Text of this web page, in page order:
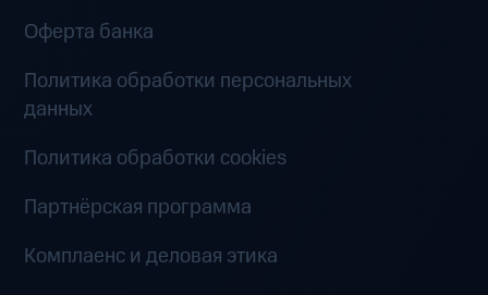
Оферта банка
Политика обработки персональных
данных
Политика обработки cookies
Партнёрская программа
Комплаенс и деловая этика